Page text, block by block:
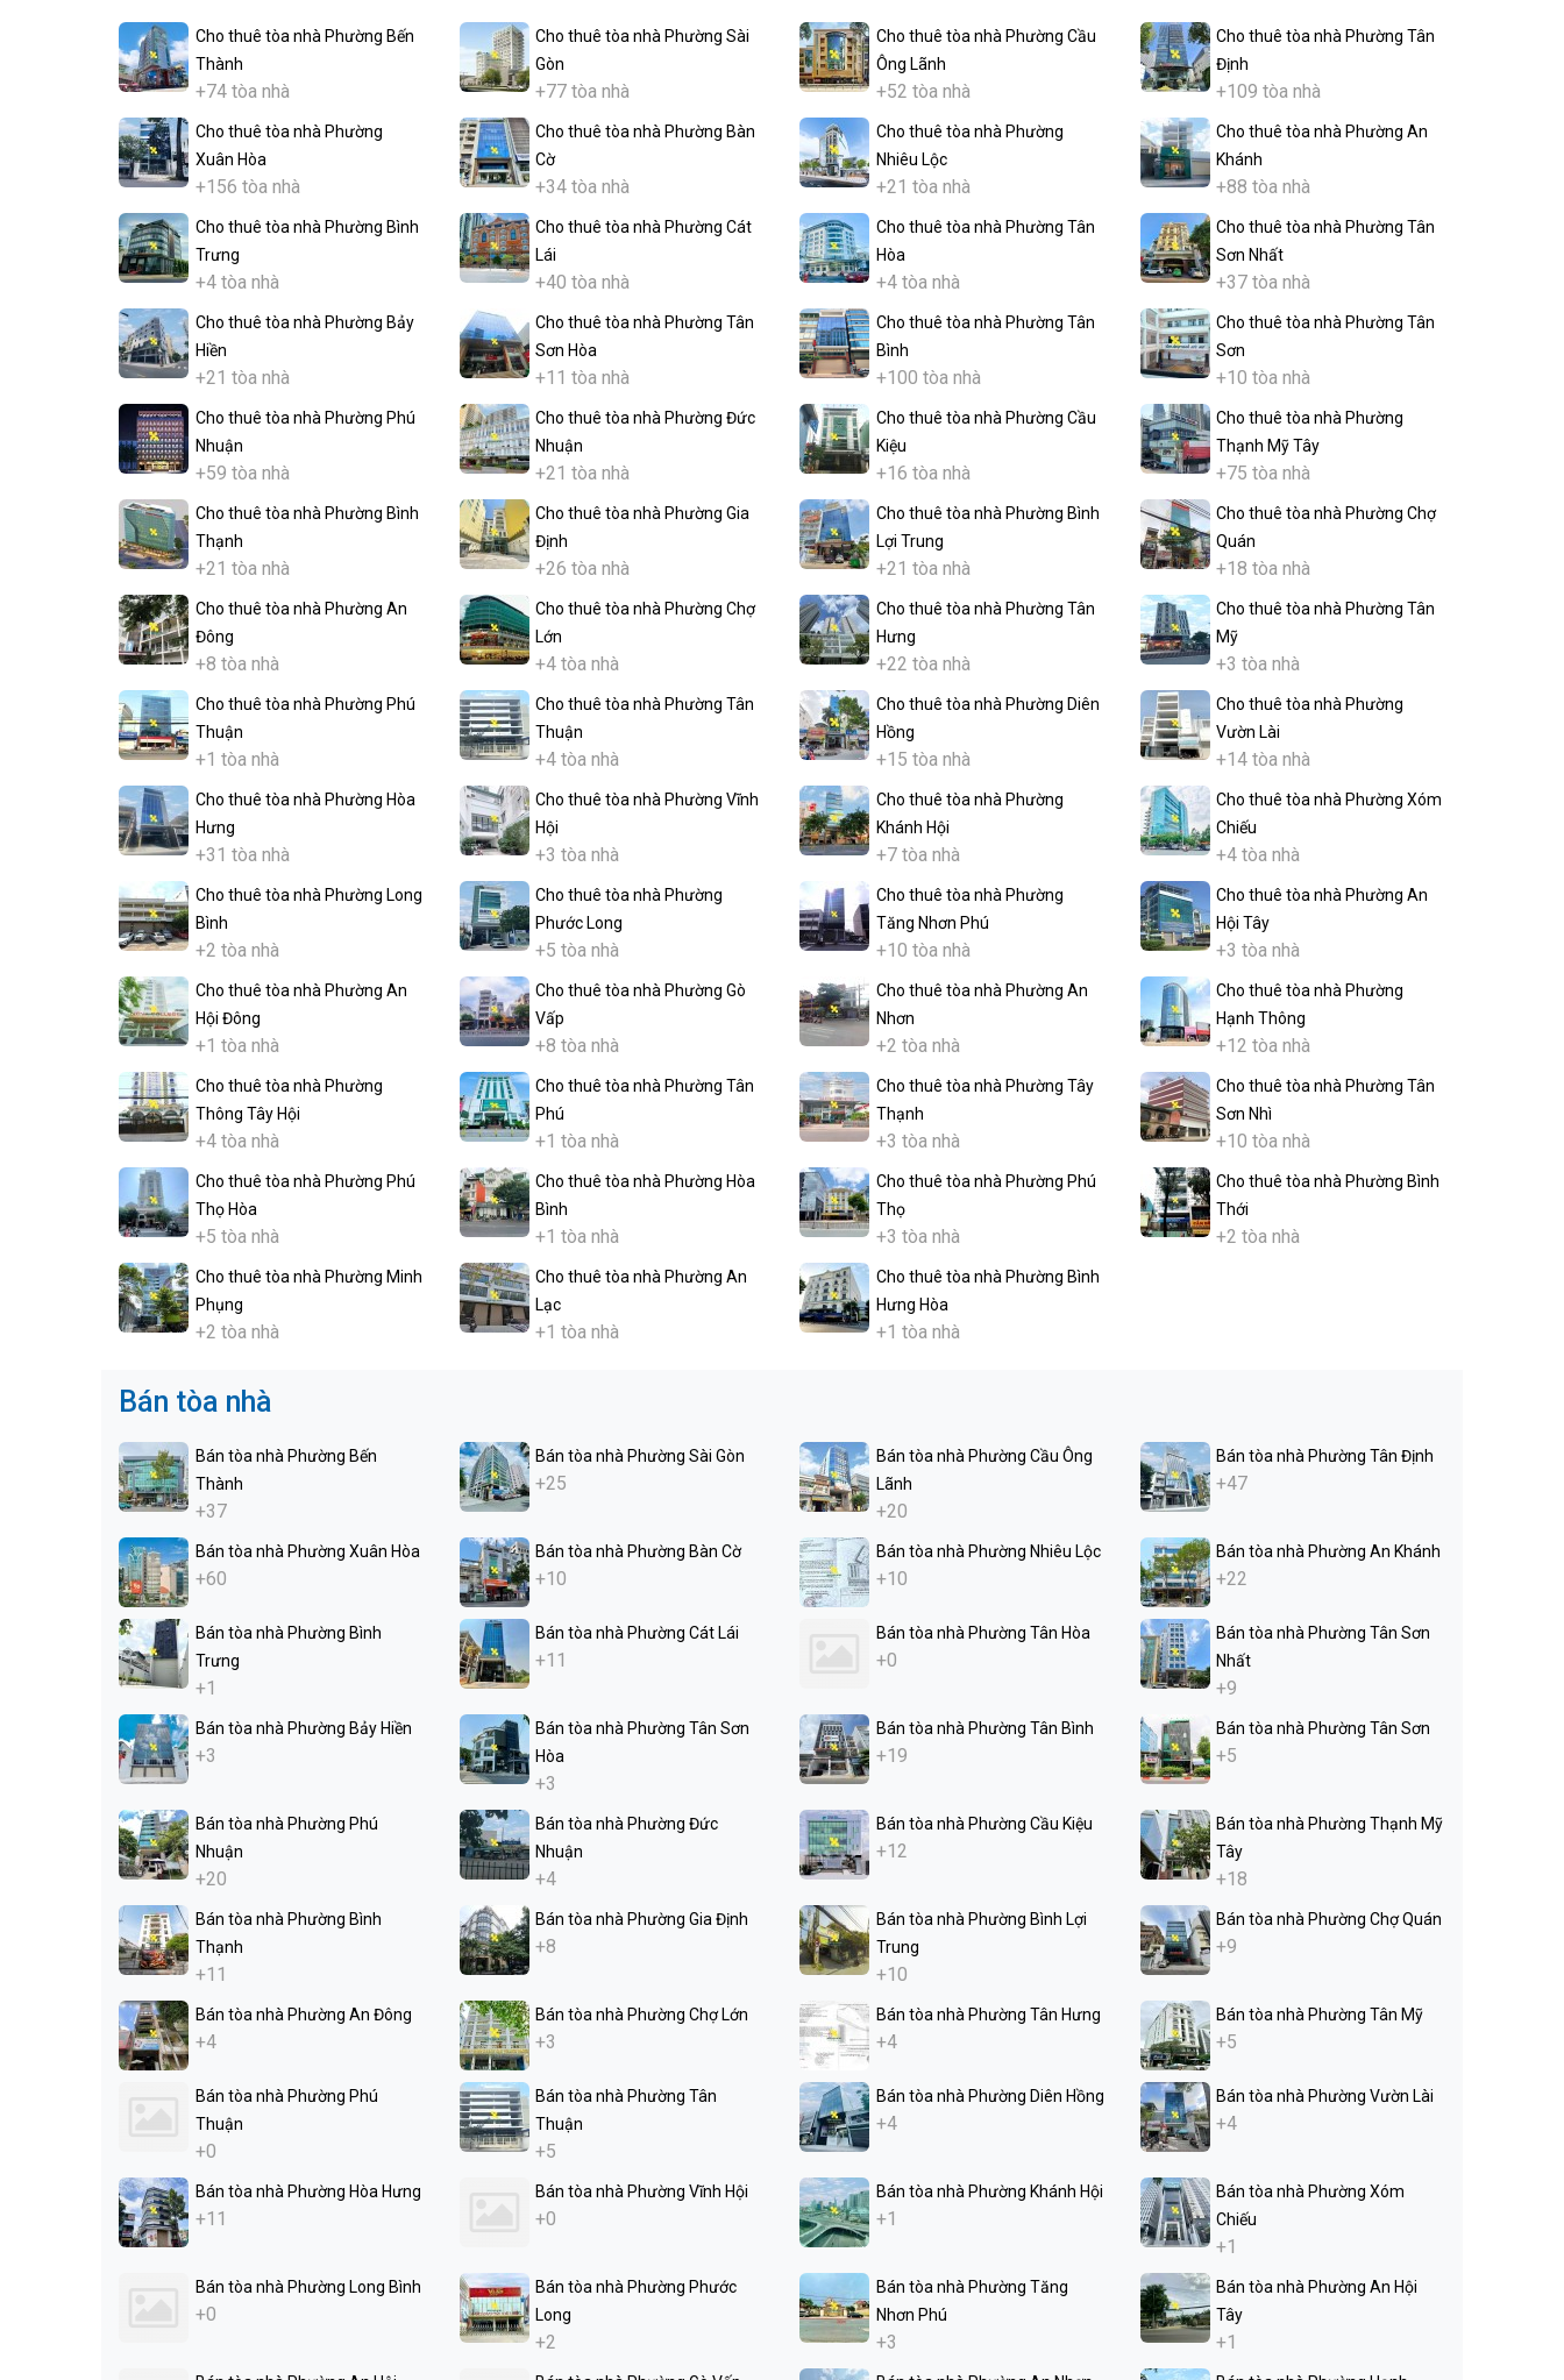
Cho thuê tòa nhà Phường Bến
Thành
+74 tòa nhà
Cho thuê tòa nhà Phường Sài
Gòn
+77 tòa nhà
Cho thuê tòa nhà Phường Cầu
Ông Lãnh
+52 tòa nhà
Cho thuê tòa nhà Phường Tân
Định
+109 tòa nhà
Cho thuê tòa nhà Phường
Xuân Hòa
+156 tòa nhà
Cho thuê tòa nhà Phường Bàn
Cờ
+34 tòa nhà
Cho thuê tòa nhà Phường
Nhiêu Lộc
+21 tòa nhà
Cho thuê tòa nhà Phường An
Khánh
+88 tòa nhà
Cho thuê tòa nhà Phường Bình
Trưng
+4 tòa nhà
Cho thuê tòa nhà Phường Cát
Lái
+40 tòa nhà
Cho thuê tòa nhà Phường Tân
Hòa
+4 tòa nhà
Cho thuê tòa nhà Phường Tân
Sơn Nhất
+37 tòa nhà
Cho thuê tòa nhà Phường Bảy
Hiền
+21 tòa nhà
Cho thuê tòa nhà Phường Tân
Sơn Hòa
+11 tòa nhà
Cho thuê tòa nhà Phường Tân
Bình
+100 tòa nhà
Cho thuê tòa nhà Phường Tân
Sơn
+10 tòa nhà
Cho thuê tòa nhà Phường Phú
Nhuận
+59 tòa nhà
Cho thuê tòa nhà Phường Đức
Nhuận
+21 tòa nhà
Cho thuê tòa nhà Phường Cầu
Kiệu
+16 tòa nhà
Cho thuê tòa nhà Phường
Thạnh Mỹ Tây
+75 tòa nhà
Cho thuê tòa nhà Phường Bình
Thạnh
+21 tòa nhà
Cho thuê tòa nhà Phường Gia
Định
+26 tòa nhà
Cho thuê tòa nhà Phường Bình
Lợi Trung
+21 tòa nhà
Cho thuê tòa nhà Phường Chợ
Quán
+18 tòa nhà
Cho thuê tòa nhà Phường An
Đông
+8 tòa nhà
Cho thuê tòa nhà Phường Chợ
Lớn
+4 tòa nhà
Cho thuê tòa nhà Phường Tân
Hưng
+22 tòa nhà
Cho thuê tòa nhà Phường Tân
Mỹ
+3 tòa nhà
Cho thuê tòa nhà Phường Phú
Thuận
+1 tòa nhà
Cho thuê tòa nhà Phường Tân
Thuận
+4 tòa nhà
Cho thuê tòa nhà Phường Diên
Hồng
+15 tòa nhà
Cho thuê tòa nhà Phường
Vườn Lài
+14 tòa nhà
Cho thuê tòa nhà Phường Hòa
Hưng
+31 tòa nhà
Cho thuê tòa nhà Phường Vĩnh
Hội
+3 tòa nhà
Cho thuê tòa nhà Phường
Khánh Hội
+7 tòa nhà
Cho thuê tòa nhà Phường Xóm
Chiếu
+4 tòa nhà
Cho thuê tòa nhà Phường Long
Bình
+2 tòa nhà
Cho thuê tòa nhà Phường
Phước Long
+5 tòa nhà
Cho thuê tòa nhà Phường
Tăng Nhơn Phú
+10 tòa nhà
Cho thuê tòa nhà Phường An
Hội Tây
+3 tòa nhà
Cho thuê tòa nhà Phường An
Hội Đông
+1 tòa nhà
Cho thuê tòa nhà Phường Gò
Vấp
+8 tòa nhà
Cho thuê tòa nhà Phường An
Nhơn
+2 tòa nhà
Cho thuê tòa nhà Phường
Hạnh Thông
+12 tòa nhà
Cho thuê tòa nhà Phường
Thông Tây Hội
+4 tòa nhà
Cho thuê tòa nhà Phường Tân
Phú
+1 tòa nhà
Cho thuê tòa nhà Phường Tây
Thạnh
+3 tòa nhà
Cho thuê tòa nhà Phường Tân
Sơn Nhì
+10 tòa nhà
Cho thuê tòa nhà Phường Phú
Thọ Hòa
+5 tòa nhà
Cho thuê tòa nhà Phường Hòa
Bình
+1 tòa nhà
Cho thuê tòa nhà Phường Phú
Thọ
+3 tòa nhà
Cho thuê tòa nhà Phường Bình
Thới
+2 tòa nhà
Cho thuê tòa nhà Phường Minh
Phụng
+2 tòa nhà
Cho thuê tòa nhà Phường An
Lạc
+1 tòa nhà
Cho thuê tòa nhà Phường Bình
Hưng Hòa
+1 tòa nhà
Bán tòa nhà
Bán tòa nhà Phường Bến
Thành
+37
Bán tòa nhà Phường Sài Gòn
+25
Bán tòa nhà Phường Cầu Ông
Lãnh
+20
Bán tòa nhà Phường Tân Định
+47
Bán tòa nhà Phường Xuân Hòa
+60
Bán tòa nhà Phường Bàn Cờ
+10
Bán tòa nhà Phường Nhiêu Lộc
+10
Bán tòa nhà Phường An Khánh
+22
Bán tòa nhà Phường Bình
Trưng
+1
Bán tòa nhà Phường Cát Lái
+11
Bán tòa nhà Phường Tân Hòa
+0
Bán tòa nhà Phường Tân Sơn
Nhất
+9
Bán tòa nhà Phường Bảy Hiền
+3
Bán tòa nhà Phường Tân Sơn
Hòa
+3
Bán tòa nhà Phường Tân Bình
+19
Bán tòa nhà Phường Tân Sơn
+5
Bán tòa nhà Phường Phú
Nhuận
+20
Bán tòa nhà Phường Đức
Nhuận
+4
Bán tòa nhà Phường Cầu Kiệu
+12
Bán tòa nhà Phường Thạnh Mỹ
Tây
+18
Bán tòa nhà Phường Bình
Thạnh
+11
Bán tòa nhà Phường Gia Định
+8
Bán tòa nhà Phường Bình Lợi
Trung
+10
Bán tòa nhà Phường Chợ Quán
+9
Bán tòa nhà Phường An Đông
+4
Bán tòa nhà Phường Chợ Lớn
+3
Bán tòa nhà Phường Tân Hưng
+4
Bán tòa nhà Phường Tân Mỹ
+5
Bán tòa nhà Phường Phú
Thuận
+0
Bán tòa nhà Phường Tân
Thuận
+5
Bán tòa nhà Phường Diên Hồng
+4
Bán tòa nhà Phường Vườn Lài
+4
Bán tòa nhà Phường Hòa Hưng
+11
Bán tòa nhà Phường Vĩnh Hội
+0
Bán tòa nhà Phường Khánh Hội
+1
Bán tòa nhà Phường Xóm
Chiếu
+1
Bán tòa nhà Phường Long Bình
+0
Bán tòa nhà Phường Phước
Long
+2
Bán tòa nhà Phường Tăng
Nhơn Phú
+3
Bán tòa nhà Phường An Hội
Tây
+1